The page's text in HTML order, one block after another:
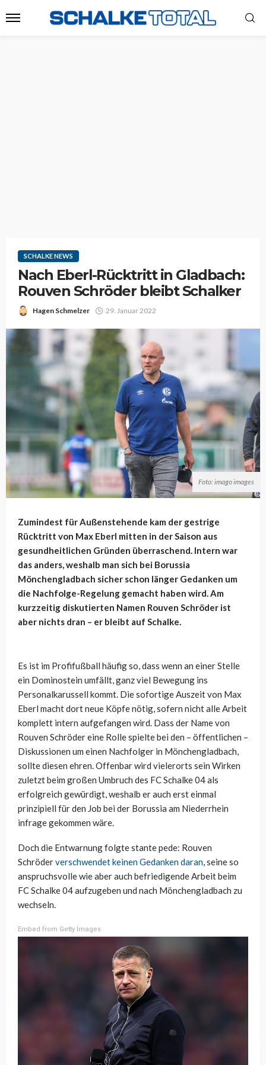
SCHALKE NEWS
Nach Eberl-Rücktritt in Gladbach:
Rouven Schröder bleibt Schalker
Hagen Schmelzer 29. Januar 2022
Foto: imago images
Zumindest für Außenstehende kam der gestrige
Rücktritt von Max Eberl mitten in der Saison aus
gesundheitlichen Gründen überraschend. Intern war
das anders, weshalb man sich bei Borussia
Mönchengladbach sicher schon länger Gedanken um
die Nachfolge-Regelung gemacht haben wird. Am
kurzzeitig diskutierten Namen Rouven Schröder ist
aber nichts dran – er bleibt auf Schalke.
Es ist im Profifußball häufig so, dass wenn an einer Stelle
ein Dominostein umfällt, ganz viel Bewegung ins
Personalkarussell kommt. Die sofortige Auszeit von Max
Eberl macht dort neue Köpfe nötig, sofern nicht alle Arbeit
komplett intern aufgefangen wird. Dass der Name von
Rouven Schröder eine Rolle spielte bei den – öffentlichen –
Diskussionen um einen Nachfolger in Mönchengladbach,
sollte diesen ehren. Offenbar wird vielerorts sein Wirken
zuletzt beim großen Umbruch des FC Schalke 04 als
erfolgreich gewürdigt, weshalb er auch erst einmal
prinzipiell für den Job bei der Borussia am Niederrhein
infrage gekommen wäre.
Doch die Entwarnung folgte stante pede: Rouven
Schröderverschwendet keinen Gedanken daran, seine so
anspruchsvolle wie aber auch befriedigende Arbeit beim
FC Schalke 04 aufzugeben und nach Mönchengladbach zu
wechseln.
Embed from Getty Images